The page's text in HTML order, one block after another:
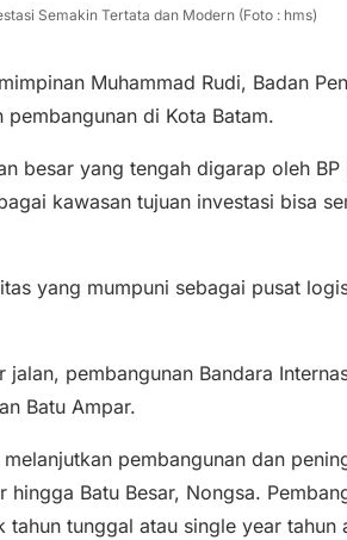
Semakin Tertata dan Modern (Foto : hms)
Muhammad Rudi, Badan
pembangunan di Kota Batam.
besar yang tengah digarap oleh BP
kawasan tujuan investasi bisa
yang mumpuni sebagai pusat
pembangunan Bandara
Batu Ampar.
pembangunan dan
Batu Besar, Nongsa.
tunggal atau single year tahun